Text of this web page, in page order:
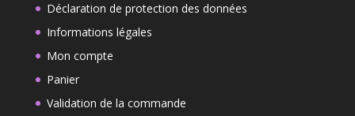
Déclaration de protection des données
Informations légales
Mon compte
Panier
Validation de la commande